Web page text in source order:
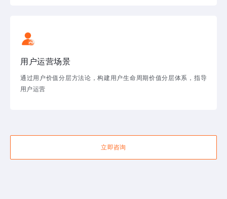
用户运营场景
通过用户价值分层方法论，构建用户生命周期价值分层体系，指导
用户运营
立即咨询